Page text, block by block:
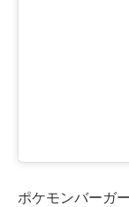
ポケモンバーガー